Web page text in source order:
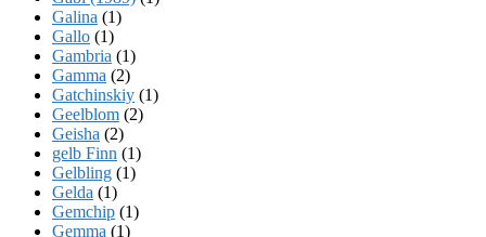
Galina (1)
Gallo (1)
Gambria (1)
Gamma (2)
Gatchinskiy (1)
Geelblom (2)
Geisha (2)
gelb Finn (1)
Gelbling (1)
Gelda (1)
Gemchip (1)
Gemma (1)